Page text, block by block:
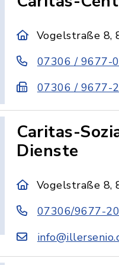
Vogelstraße 8,
07306 / 9677-0
07306 / 9677-
Caritas-
Dienste
Vogelstraße 8,
07306/9677-